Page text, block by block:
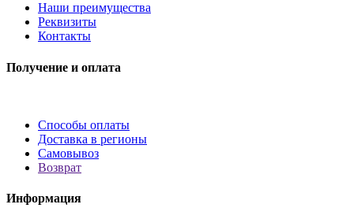
Наши преимущества
Реквизиты
Контакты
Получение и оплата
Способы оплаты
Доставка в регионы
Самовывоз
Возврат
Информация